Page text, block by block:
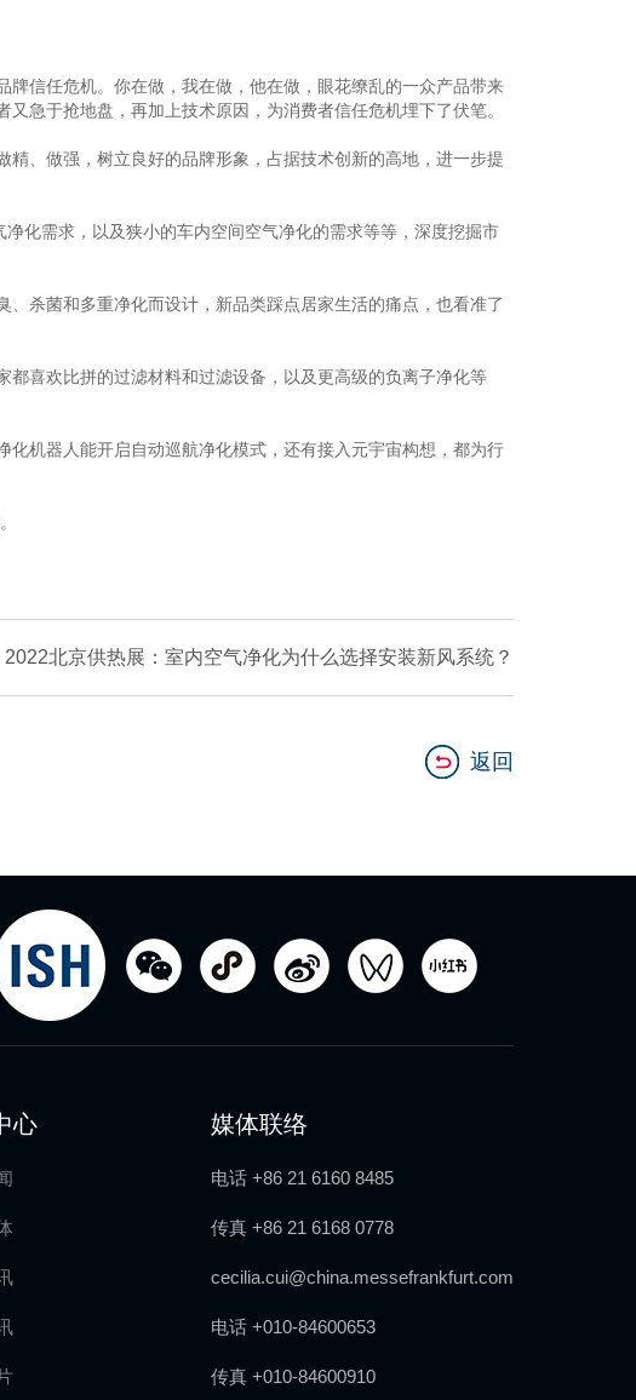
信任危机。你在做，我在做，他在做，眼花缭乱的一众产品带来
急于抢地盘，再加上技术原因，为消费者信任危机埋下了伏笔。
、做强，树立良好的品牌形象，占据技术创新的高地，进一步提
化需求，以及狭小的车内空间空气净化的需求等等，深度挖掘市
菌和多重净化而设计，新品类踩点居家生活的痛点，也看准了
喜欢比拼的过滤材料和过滤设备，以及更高级的负离子净化等
机器人能开启自动巡航净化模式，还有接入元宇宙构想，都为行
北京供热展：室内空气净化为什么选择安装新风系统？
返回
心 媒体联络
电话 +86 21 6160 8485
传真 +86 21 6168 0778
cecilia.cui@china.messefrankfurt.com
电话 +010-84600653
传真 +010-84600910